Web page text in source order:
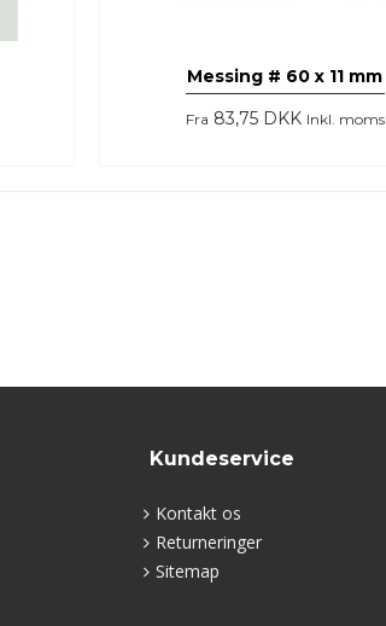
Messing # 60 x 11 mm
Fra 83,75 DKK Inkl. moms
Kundeservice
Kontakt os
Returneringer
Sitemap